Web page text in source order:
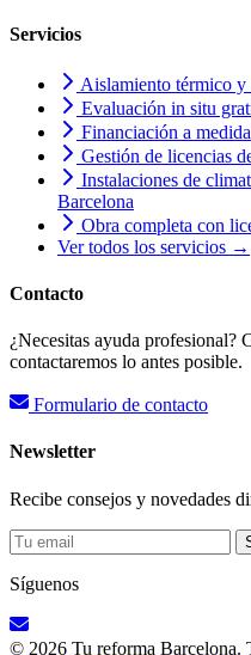
Servicios
Aislamiento térmico y
Evaluación in situ
Financiación a
Gestión de licencias
Instalaciones de
Barcelona
Obra completa con
Ver todos los servicios →
Contacto
¿Necesitas ayuda profesional?
contactaremos lo antes posible.
Formulario de contacto
Newsletter
Recibe consejos y novedades
Síguenos
© 2026 Tu reforma Barcelona.